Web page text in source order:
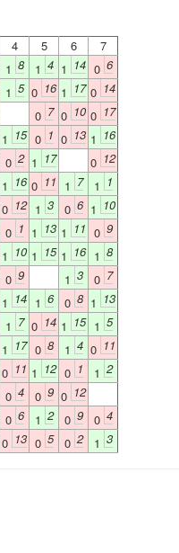
4 5 6
7
1 8 1 4 1 14 0 6
1 5 0 16 1 17 0 14
0 7 0 10 0 17
1 15 0 1 0 13 1 16
0 2 1 17 0 12
1 16 0 11 1 7 1 1
0 12 1 3 0 6 1 10
0 1 1 13 1 11 0 9
1 10 1 15 1 16 1 8
0 9 1 3 0 7
1 14 1 6 0 8 1 13
1 7 0 14 1 15 1 5
1 17 0 8 1 4 0 11
0 11 1 12 0 1 1 2
0 4 0 9 0 12
0 6 1 2 0 9 0 4
0 13 0 5 0 2 1 3